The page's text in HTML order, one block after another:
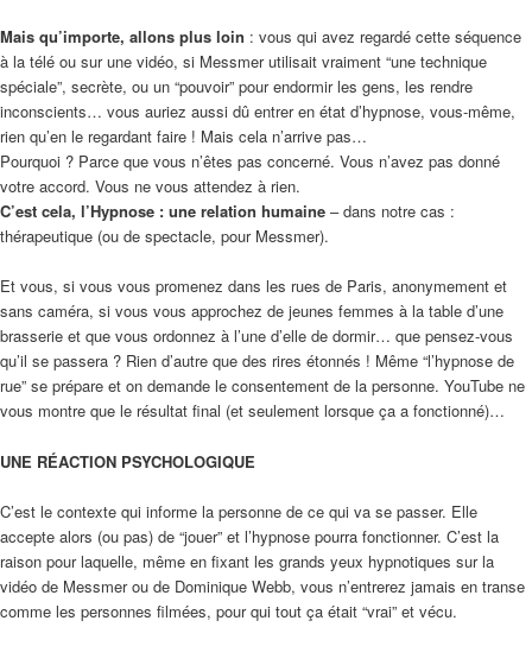
Mais qu’importe, allons plus loin : vous qui avez regardé cette séquence
à la télé ou sur une vidéo, si Messmer utilisait vraiment “une technique
spéciale”, secrète, ou un “pouvoir” pour endormir les gens, les rendre
inconscients… vous auriez aussi dû entrer en état d’hypnose, vous-même,
rien qu’en le regardant faire ! Mais cela n’arrive pas…
Pourquoi ? Parce que vous n’êtes pas concerné. Vous n’avez pas donné
votre accord. Vous ne vous attendez à rien.
C’est cela, l’Hypnose : une relation humaine – dans notre cas :
thérapeutique (ou de spectacle, pour Messmer).
Et vous, si vous vous promenez dans les rues de Paris, anonymement et
sans caméra, si vous vous approchez de jeunes femmes à la table d’une
brasserie et que vous ordonnez à l’une d’elle de dormir… que pensez-vous
qu’il se passera ? Rien d’autre que des rires étonnés ! Même “l’hypnose de
rue” se prépare et on demande le consentement de la personne. YouTube ne
vous montre que le résultat final (et seulement lorsque ça a fonctionné)…
UNE RÉACTION PSYCHOLOGIQUE
C’est le contexte qui informe la personne de ce qui va se passer. Elle
accepte alors (ou pas) de “jouer” et l’hypnose pourra fonctionner. C’est la
raison pour laquelle, même en fixant les grands yeux hypnotiques sur la
vidéo de Messmer ou de Dominique Webb, vous n’entrerez jamais en transe
comme les personnes filmées, pour qui tout ça était “vrai” et vécu.